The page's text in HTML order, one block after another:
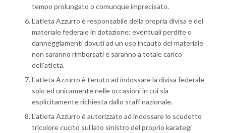
tempo prolungato o comunque imprecisato.
L’atleta Azzurro è responsabile della propria divisa e del
materiale federale in dotazione: eventuali perdite o
danneggiamenti dovuti ad un uso incauto del materiale
non saranno rimborsati e saranno a totale carico
dell’atleta.
L’atleta Azzurro è tenuto ad indossare la divisa federale
solo ed unicamente nelle occasioni in cui sia
esplicitamente richiesta dallo staff nazionale.
L’atleta Azzurro è autorizzato ad indossare lo scudetto
tricolore cucito sul lato sinistro del proprio karategi